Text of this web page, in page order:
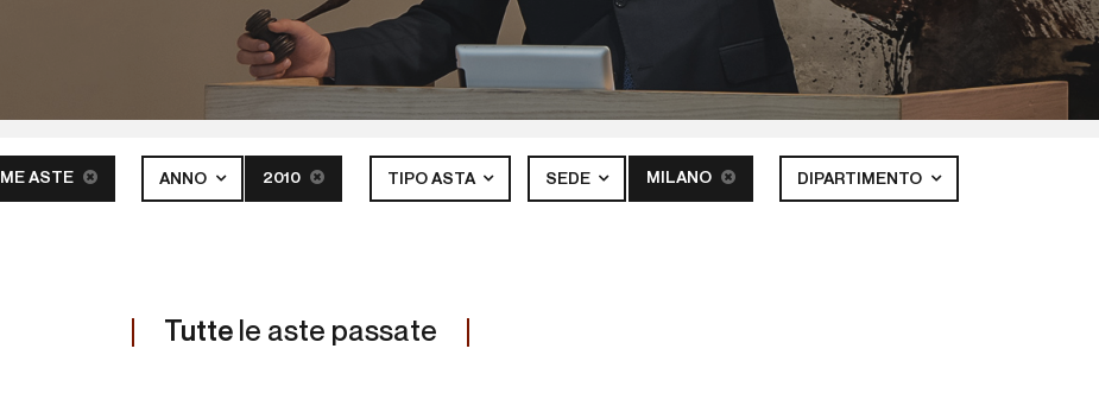
ASTE ANNO 2010 TIPO ASTA SEDE MILANO DIPARTIMENTO
Tutte le aste passate